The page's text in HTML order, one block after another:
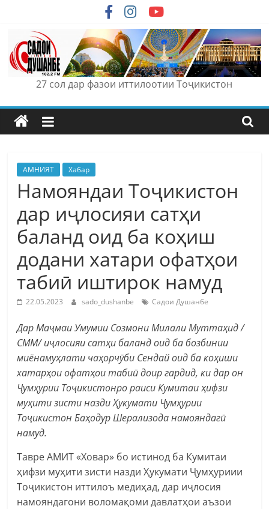
content
27 сол дар фазои иттилоотии Тоҷикистон
АМНИЯТ Хабар
Намояндаи Тоҷикистон
дар иҷлосияи сатҳи
баланд оид ба коҳиш
додани хатари офатҳои
табиӣ иштирок намуд
22.05.2023 sado_dushanbe Садои Душанбе
Дар Маҷмаи Умумии Созмони Милали Муттаҳид /
СММ/ иҷлосияи сатҳи баланд оид ба бозбинии
миёнамуҳлати чаҳорчӯби Сендай оид ба коҳиши
хатарҳои офатҳои табиӣ доир гардид, ки дар он
Ҷумҳурии Тоҷикистонро раиси Кумитаи ҳифзи
муҳити зисти назди Ҳукумати Ҷумҳурии
Тоҷикистон Баҳодур Шерализода намояндагӣ
намуд.
Тавре АМИТ «Ховар» бо истинод ба Кумитаи
ҳифзи муҳити зисти назди Ҳукумати Ҷумҳуриии
Тоҷикистон иттилоъ медиҳад, дар иҷлосия
намояндагони воломақоми давлатҳои аъзои